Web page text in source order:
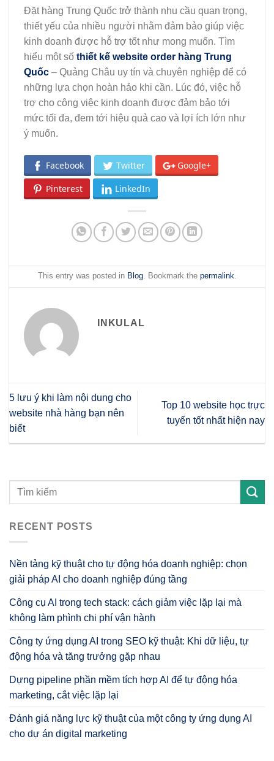
Đặt hàng Trung Quốc trở thành nhu cầu quan trọng,
thiết yếu của nhiều người nhằm đảm bảo giúp việc
kinh doanh được hỗ trợ tốt như mong muốn. Tìm
hiểu một số thiết kế website order hàng Trung
Quốc – Quảng Châu uy tín và chuyên nghiệp để có
những lựa chọn hoàn hảo khi cần. Lúc đó, việc hỗ
trợ cho công việc kinh doanh được đảm bảo tới
mức tối đa, đem tới hiệu quả cao và lợi ích lớn như
ý muốn.
Facebook Twitter Google+
Pinterest LinkedIn
This entry was posted in Blog. Bookmark the permalink
INKULAL
5 lưu ý khi làm nội dung cho
website nhà hàng bạn nên
biết
Top 10 website học trực
tuyến tốt nhất hiện nay
RECENT POSTS
Nền tảng kỹ thuật cho tự động hóa doanh nghiệp: chọn
giải pháp AI cho doanh nghiệp đúng tầng
Công cụ AI trong tech stack: cách giảm việc lặp lại mà
không làm phình chi phí vận hành
Công ty ứng dụng AI trong SEO kỹ thuật: Khi dữ liệu, tự
động hóa và tăng trưởng gặp nhau
Dựng pipeline phần mềm tích hợp AI để tự động hóa
marketing, cắt việc lặp lại
Đánh giá năng lực kỹ thuật của một công ty ứng dụng AI
cho dự án digital marketing